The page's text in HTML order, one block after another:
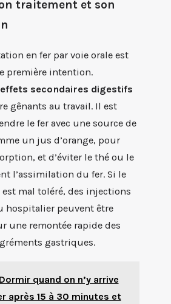
traitement et son
en fer par voie orale est
première intention.
secondaires digestifs
gênants au travail. Il est
le fer avec une source de
un jus d’orange, pour
et d’éviter le thé ou le
l’assimilation du fer. Si le
mal toléré, des injections
hospitalier peuvent être
une remontée rapide des
gastriques.
Dormir quand on n’y arrive
après 15 à 30 minutes et